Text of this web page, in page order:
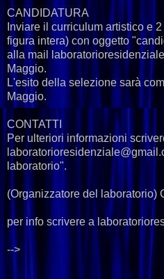
CANDIDATURA
Inviare il curriculum artistico e
figura intera) con oggetto
alla mail
Maggio.
L'esito della selezione sarà
Maggio.
CONTATTI
Per ulteriori informazioni
laboratorio".
(Organizzatore del laboratorio)
per info scrivere a
-->